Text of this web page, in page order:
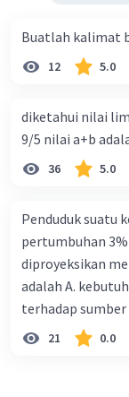
Buatlah kalimat
12 5.0
diketahui nilai
9/5 nilai a+b
36 5.0
Penduduk suatu
pertumbuhan
diproyeksikan
adalah A.
terhadap
eksponensial
memengaruhi
21 0.0